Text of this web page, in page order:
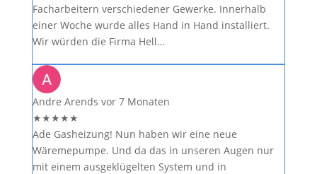
Facharbeitern verschiedener Gewerke. Innerhalb
einer Woche wurde alles Hand in Hand installiert.
Wir würden die Firma Hell…
Andre Arends vor 7 Monaten
★★★★★
Ade Gasheizung! Nun haben wir eine neue
Wäremepumpe. Und da das in unseren Augen nur
mit einem ausgeklügelten System und in